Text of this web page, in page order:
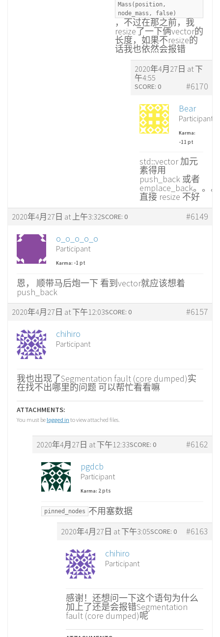
Mass(position,
node_mass, false)
，不过在那之前，我
resize了一下俩vector的
长度，如果不resize的
话我也依然会报错
2020年4月27日 at 下
午4:55
#6170
SCORE: 0
Bear
Participant
Karma:
-11 pt
std::vector 加元
素得用
push_back 或者
emplace_back。。。
直接 resize 不好
2020年4月27日 at 上午3:32 #6149
SCORE: 0
o_o_o_o_o
Participant
Karma: -1 pt
恩， 顺带马后炮一下 看到vector就应该想着
push_back
2020年4月27日 at 下午12:03 #6157
SCORE: 0
chihiro
Participant
我也出现了Segmentation fault (core dumped)实
在找不出哪里的问题 可以帮忙看看嘛
ATTACHMENTS:
You must be logged in to view attached files.
2020年4月27日 at 下午12:33 #6162
SCORE: 0
pgdcb
Participant
Karma: 2 pts
pinned_nodes 不用塞数据
2020年4月27日 at 下午3:05 #6163
SCORE: 0
chihiro
Participant
感谢！还想问一下这个语句为什么
加上了还是会报错Segmentation
fault (core dumped)呢